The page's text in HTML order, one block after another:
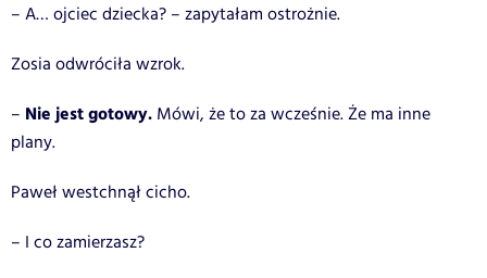
– A… ojciec dziecka? – zapytałam ostrożnie.
Zosia odwróciła wzrok.
– Nie jest gotowy. Mówi, że to za wcześnie. Że ma inne
plany.
Paweł westchnął cicho.
– I co zamierzasz?